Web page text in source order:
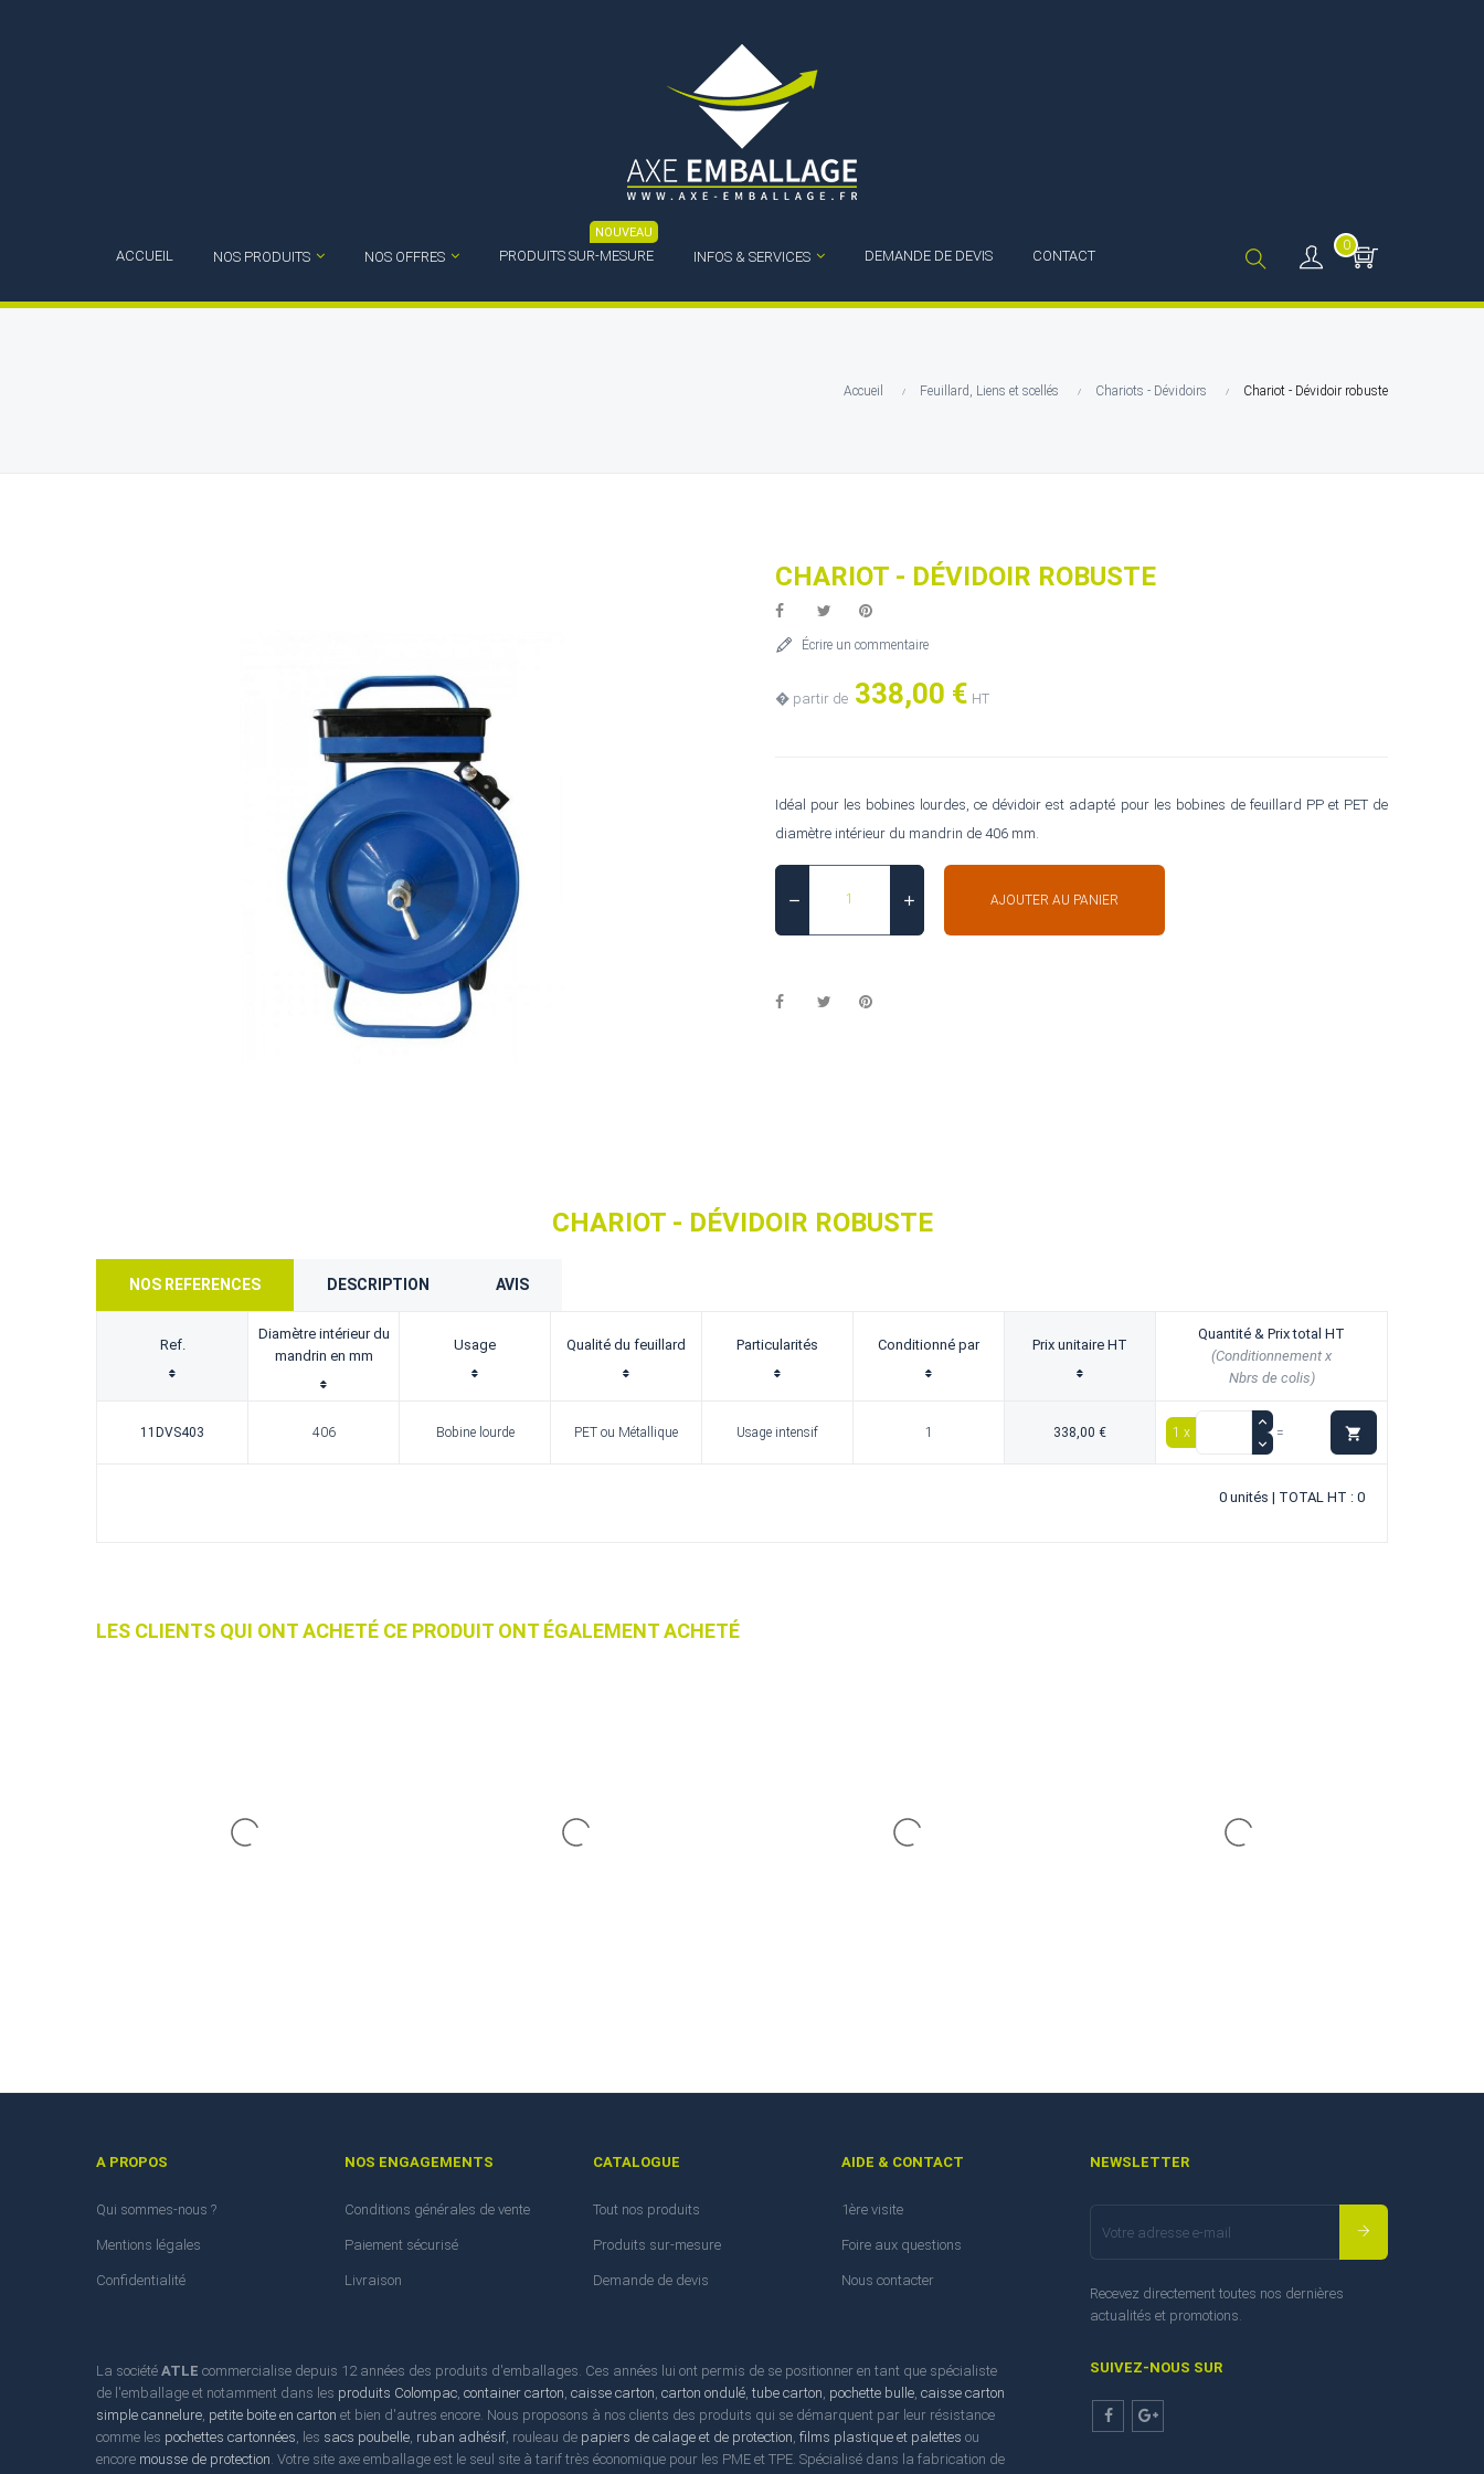
ACCUEIL NOS PRODUITS NOS OFFRES PRODUITS SUR-MESURE
NOUVEAU
INFOS & SERVICES DEMANDE DE DEVIS CONTACT
0
Accueil Feuillard, Liens et scellés Chariots - Dévidoirs Chariot - Dévidoir robuste
CHARIOT - DÉVIDOIR ROBUSTE
Écrire un commentaire
� partir de 338,00 € HT
Idéal pour les bobines lourdes, ce dévidoir est adapté pour les bobines de feuillard PP et PET de
diamètre intérieur du mandrin de 406 mm.
AJOUTER AU PANIER
CHARIOT - DÉVIDOIR ROBUSTE
NOS REFERENCES DESCRIPTION AVIS
Ref.
Diamètre intérieur du
mandrin en mm
Usage Qualité du feuillard Particularités Conditionné par Prix unitaire HT
Quantité & Prix total HT
(Conditionnement x
Nbrs de colis)
11DVS403 406 Bobine lourde PET ou Métallique Usage intensif 1 338,00 € 1 x = 
0 unités | TOTAL HT : 0
LES CLIENTS QUI ONT ACHETÉ CE PRODUIT ONT ÉGALEMENT ACHETÉ
A PROPOS
Qui sommes-nous ?
Mentions légales
Confidentialité
NOS ENGAGEMENTS
Conditions générales de vente
Paiement sécurisé
Livraison
CATALOGUE
Tout nos produits
Produits sur-mesure
Demande de devis
AIDE & CONTACT
1ère visite
Foire aux questions
Nous contacter
NEWSLETTER
Recevez directement toutes nos dernières
actualités et promotions.
La société ATLE commercialise depuis 12 années des produits d'emballages. Ces années lui ont permis de se positionner en tant que spécialiste
de l'emballage et notamment dans les produits Colompac, container carton, caisse carton, carton ondulé, tube carton, pochette bulle, caisse carton
simple cannelure, petite boite en carton et bien d'autres encore. Nous proposons à nos clients des produits qui se démarquent par leur résistance
comme les pochettes cartonnées, les sacs poubelle, ruban adhésif, rouleau de papiers de calage et de protection, films plastique et palettes ou
encore mousse de protection. Votre site axe emballage est le seul site à tarif très économique pour les PME et TPE. Spécialisé dans la fabrication de
SUIVEZ-NOUS SUR
Facebook